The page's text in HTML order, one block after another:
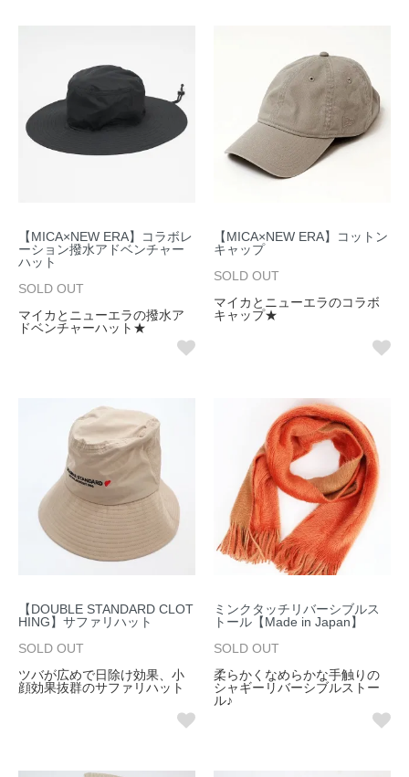
【MICA×NEW ERA】コラボレ
ーション撥水アドベンチャー
ハット
SOLD OUT
マイカとニューエラの撥水ア
ドベンチャーハット★
【MICA×NEW ERA】コットン
キャップ
SOLD OUT
マイカとニューエラのコラボ
キャップ★
【DOUBLE STANDARD CLOT
HING】サファリハット
SOLD OUT
ツバが広めで日除け効果、小
顔効果抜群のサファリハット
ミンクタッチリバーシブルス
トール【Made in Japan】
SOLD OUT
柔らかくなめらかな手触りの
シャギーリバーシブルストー
ル♪